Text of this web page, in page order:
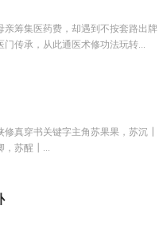
亲筹集医药费，却遇到不按套路出牌
门传承，从此通医术修功法玩转...
真穿书关键字主角苏果果，苏沉┃
，苏醒┃...